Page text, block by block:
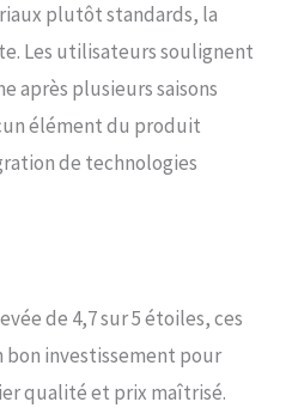
plutôt standards, la
Les utilisateurs soulignent
après plusieurs saisons
élément du produit
de technologies
de 4,7 sur 5 étoiles, ces
investissement pour
qualité et prix maîtrisé.